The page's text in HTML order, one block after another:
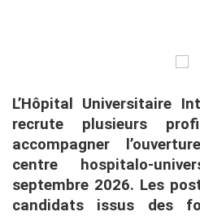
L’Hôpital Universitaire
recrute plusieurs
accompagner
centre hospitalo-
septembre 2026. Les
candidats issus des